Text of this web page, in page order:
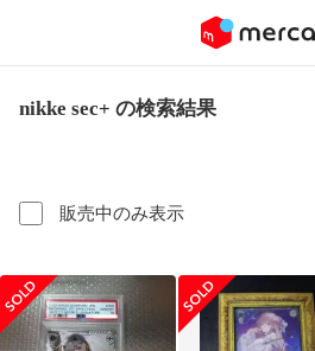
nikke sec+ の検索結果
販売中のみ表示